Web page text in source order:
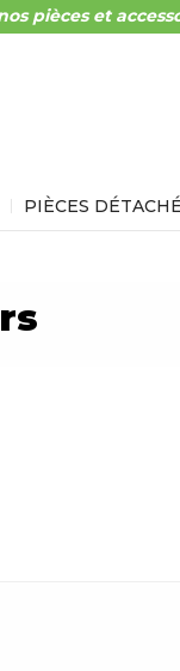
pièces et
PIÈCES